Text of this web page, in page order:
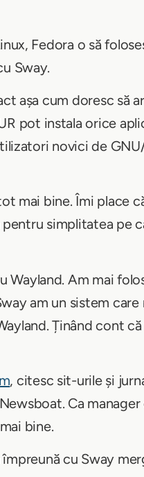
Fedora o să
Sway.
așa cum doresc să
pot instala orice
novici de
mai bine. Îmi place
simplitatea pe
Wayland. Am mai
am un sistem care
Ținând cont
, citesc sit-urile și
Ca
bine.
cu Sway